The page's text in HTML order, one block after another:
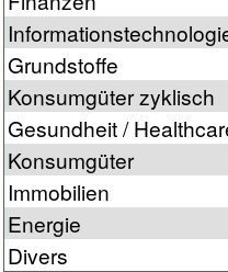
Grundstoffe
Konsumgüter zyklisch
Gesundheit /
Konsumgüter
Immobilien
Energie
Divers